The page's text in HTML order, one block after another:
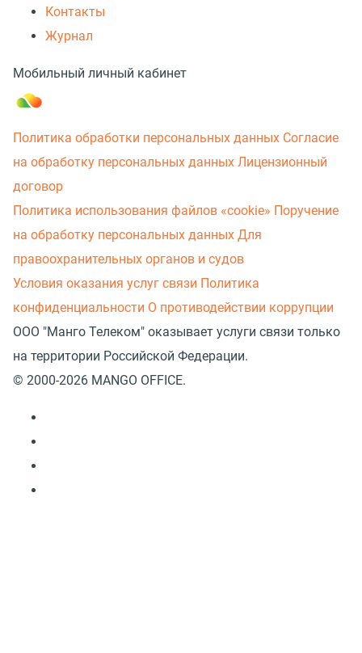
Контакты
Журнал
Мобильный личный кабинет
Политика обработки персональных данных Согласие
на обработку персональных данных Лицензионный
договор
Политика использования файлов «cookie» Поручение
на обработку персональных данных Для
правоохранительных органов и судов
Условия оказания услуг связи Политика
конфиденциальности О противодействии коррупции
ООО "Манго Телеком" оказывает услуги связи только
на территории Российской Федерации.
© 2000-2026 MANGO OFFICE.